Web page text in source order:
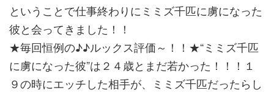
ということで仕事終わりにミミズ千匹に虜になった
彼と会ってきました！！
★毎回恒例の♪♪ルックス評価～！！★“ミミズ千匹
に虜になった彼”は２４歳とまだ若かった！！！１
９の時にエッチした相手が、ミミズ千匹だったらし